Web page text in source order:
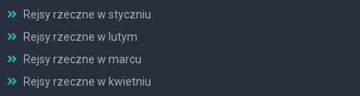
Rejsy rzeczne w styczniu
Rejsy rzeczne w lutym
Rejsy rzeczne w marcu
Rejsy rzeczne w kwietniu